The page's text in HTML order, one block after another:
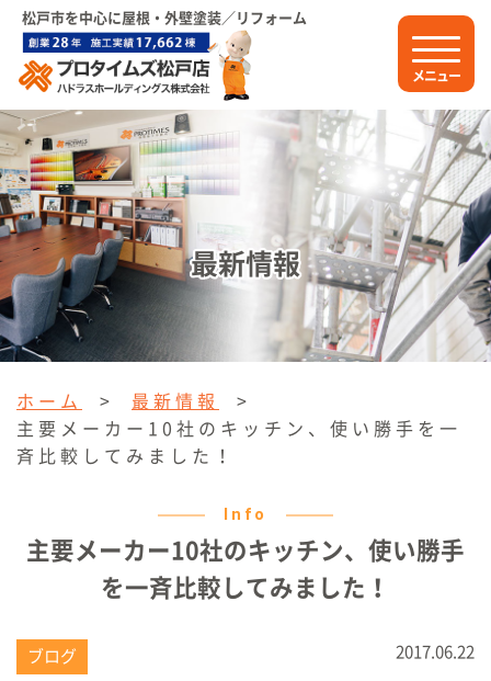
松戸市を中心に屋根・外壁塗装／リフォーム
メニュー
最新情報
ホーム > 最新情報
>
主要メーカー10社のキッチン、使い勝手を一
斉比較してみました！
Info
主要メーカー10社のキッチン、使い勝手
を一斉比較してみました！
ブログ 2017.06.22